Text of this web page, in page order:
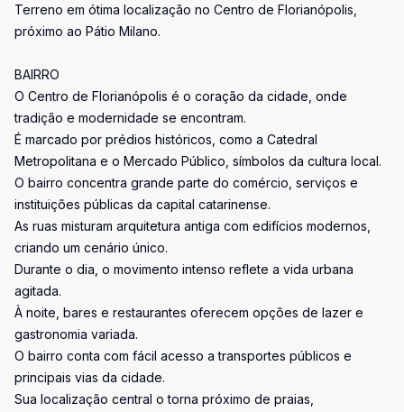
Terreno em ótima localização no Centro de Florianópolis,
próximo ao Pátio Milano.
BAIRRO
O Centro de Florianópolis é o coração da cidade, onde
tradição e modernidade se encontram.
É marcado por prédios históricos, como a Catedral
Metropolitana e o Mercado Público, símbolos da cultura local.
O bairro concentra grande parte do comércio, serviços e
instituições públicas da capital catarinense.
As ruas misturam arquitetura antiga com edifícios modernos,
criando um cenário único.
Durante o dia, o movimento intenso reflete a vida urbana
agitada.
À noite, bares e restaurantes oferecem opções de lazer e
gastronomia variada.
O bairro conta com fácil acesso a transportes públicos e
principais vias da cidade.
Sua localização central o torna próximo de praias,